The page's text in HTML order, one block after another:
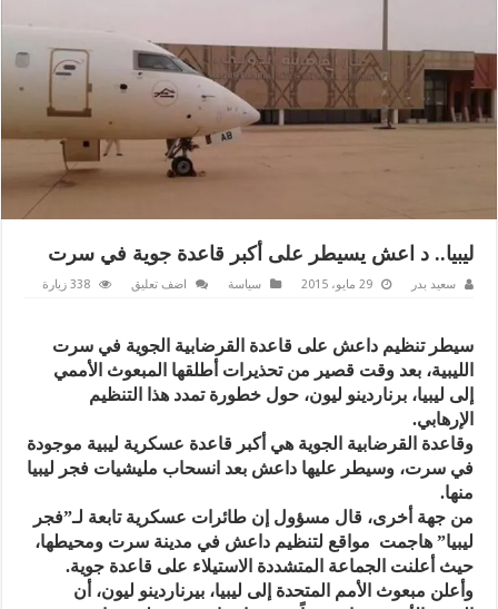
ليبيا.. د اعش يسيطر على أكبر قاعدة جوية في سرت
سعيد بدر 29 مايو، 2015 سياسة اضف تعليق 338 زيارة
سيطر تنظيم داعش على قاعدة القرضابية الجوية في سرت
الليبية، بعد وقت قصير من تحذيرات أطلقها المبعوث الأممي
إلى ليبيا، برناردينو ليون، حول خطورة تمدد هذا التنظيم
الإرهابي.
وقاعدة القرضابية الجوية هي أكبر قاعدة عسكرية ليبية موجودة
في سرت، وسيطر عليها داعش بعد انسحاب مليشيات فجر ليبيا
منها.
من جهة أخرى، قال مسؤول إن طائرات عسكرية تابعة لـ”فجر
ليبيا” هاجمت مواقع لتنظيم داعش في مدينة سرت ومحيطها،
حيث أعلنت الجماعة المتشددة الاستيلاء على قاعدة جوية.
وأعلن مبعوث الأمم المتحدة إلى ليبيا، بيرناردينو ليون، أن